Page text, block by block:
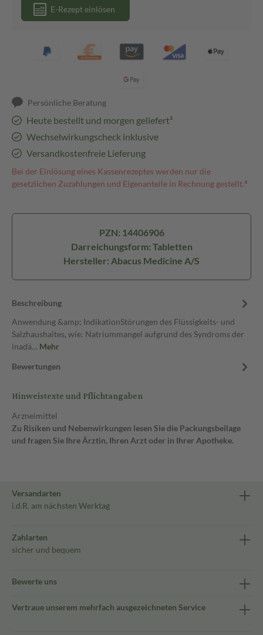
E-Rezept einlösen
Persönliche Beratung
Heute bestellt und morgen geliefert³
Wechselwirkungscheck inklusive
Versandkostenfreie Lieferung
Bei der Einlösung eines Kassenrezeptes werden nur die
gesetzlichen Zuzahlungen und Eigenanteile in Rechnung gestellt.⁴
PZN: 14406906
Darreichungsform: Tabletten
Hersteller: Abacus Medicine A/S
Beschreibung
Anwendung &amp; IndikationStörungen des Flüssigkeits- und
Salzhaushaltes, wie: Natriummangel aufgrund des Syndroms der
inadä… Mehr
Bewertungen
Hinweistexte und Pflichtangaben
Arzneimittel
Zu Risiken und Nebenwirkungen lesen Sie die Packungsbeilage
und fragen Sie Ihre Ärztin, Ihren Arzt oder in Ihrer Apotheke.
Versandarten
i.d.R. am nächsten Werktag
Zahlarten
sicher und bequem
Bewerte uns
Vertraue unserem mehrfach ausgezeichneten Service